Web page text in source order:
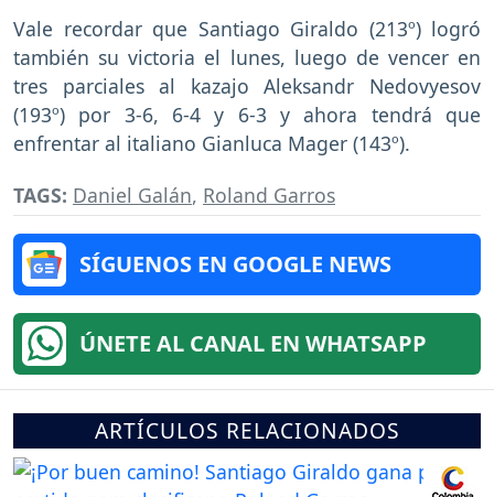
Vale recordar que Santiago Giraldo (213º) logró
también su victoria el lunes, luego de vencer en
tres parciales al kazajo Aleksandr Nedovyesov
(193º) por 3-6, 6-4 y 6-3 y ahora tendrá que
enfrentar al italiano Gianluca Mager (143º).
TAGS: Daniel Galán, Roland Garros
SÍGUENOS EN GOOGLE NEWS
ÚNETE AL CANAL EN WHATSAPP
ARTÍCULOS RELACIONADOS